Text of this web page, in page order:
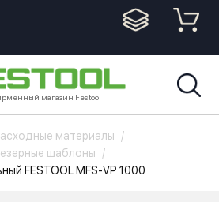
магазин Festool
материалы
шаблоны
FESTOOL MFS-VP 1000